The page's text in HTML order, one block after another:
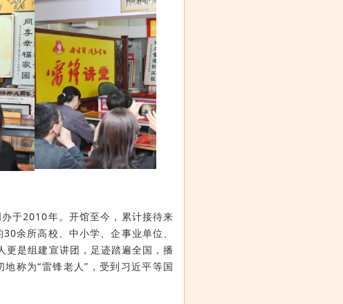
于2010年。开馆至今，累计接待来
余所高校、中小学、企事业单位、
更是组建宣讲团，足迹踏遍全国，播
称为“雷锋老人”，受到习近平等国